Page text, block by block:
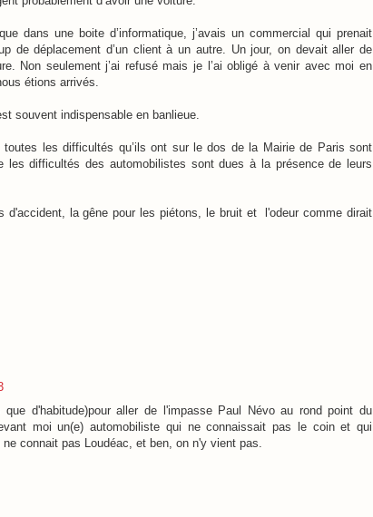
dans une boite d’informatique, j’avais un commercial qui prenait
de déplacement d’un client à un autre. Un jour, on devait aller de
Non seulement j’ai refusé mais je l’ai obligé à venir avec moi en
étions arrivés.
souvent indispensable en banlieue.
les difficultés qu’ils ont sur le dos de la Mairie de Paris sont
les difficultés des automobilistes sont dues à la présence de leurs
d'accident, la gêne pour les piétons, le bruit et l'odeur comme dirait
d'habitude)pour aller de l'impasse Paul Névo au rond point du
moi un(e) automobiliste qui ne connaissait pas le coin et qui
connait pas Loudéac, et ben, on n'y vient pas.